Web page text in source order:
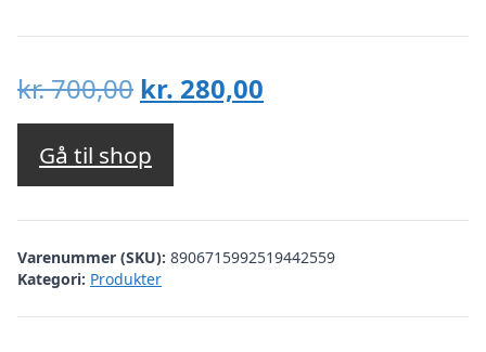
kr.700,00 Den
oprindelige
pris
var:
kr. 700,00.
kr. 280,00
kr. 280,00.
Gå til shop
Varenummer (SKU): 8906715992519442559
Kategori: Produkter